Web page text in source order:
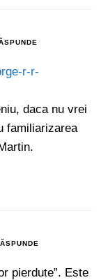
r-r-
daca nu vrei
familiarizarea
pierdute”. Este